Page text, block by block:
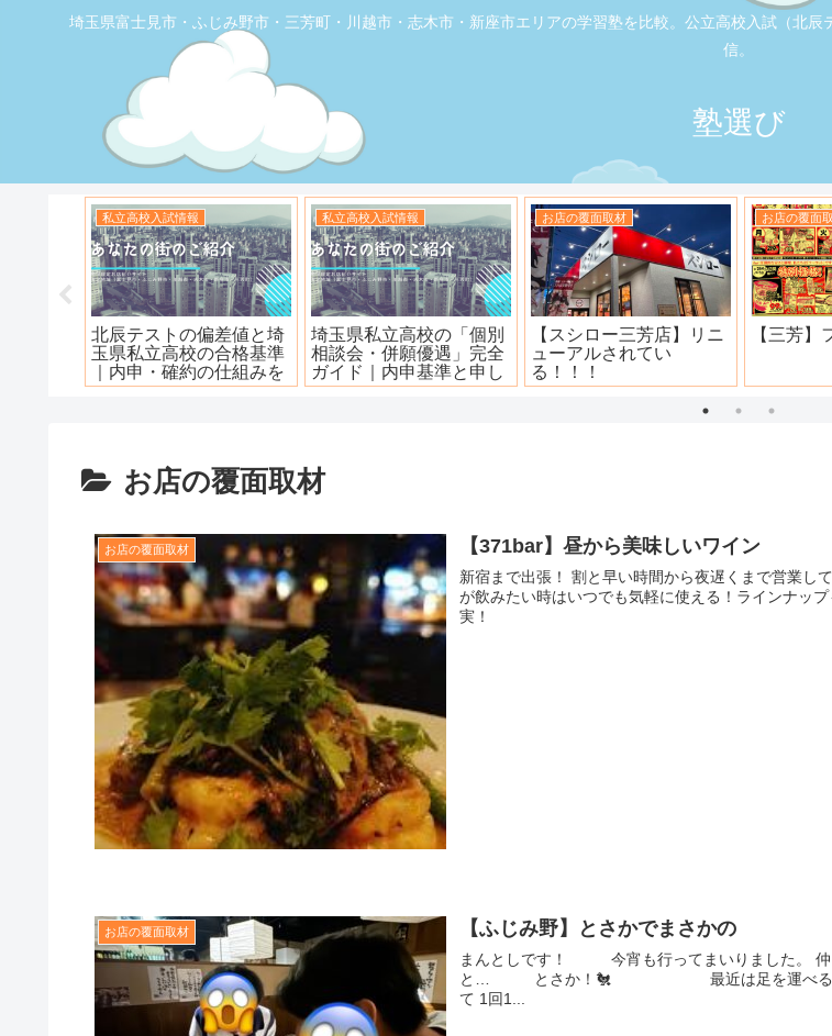
埼玉県富士見市・ふじみ野市・三芳町・川越市・志木市・新座市エリアの学習塾を比較。公立高校入試（北
信。
塾選び
お店の覆面取材
【トナリエふじみ野】ワ
ンダーステーキ🥩😋
お店の覆面取材
【新座】日曜ロピア寿司
お店の覆面取材
大衆焼肉ホール ニュー宝
島
お店の覆面
地元本格
お店の覆面取材
お店の覆面取材 【371bar】昼から美味しいワイン
新宿まで出張！ 割と早い時間から夜遅くまで営業し
が飲みたい時はいつでも気軽に使える！ラインナッ
実！
お店の覆面取材 【ふじみ野】とさかでまさかの
まんとしです！ 今宵も行ってまいりました。 仲
と… とさか！🐔 最近は足を運べる頻
て 1回1...